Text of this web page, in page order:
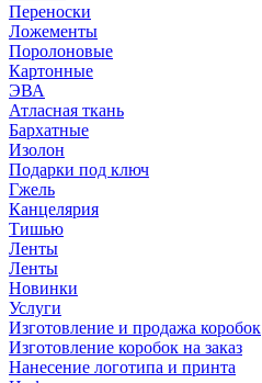
Переноски
Ложементы
Поролоновые
Картонные
ЭВА
Атласная ткань
Бархатные
Изолон
Подарки под ключ
Гжель
Канцелярия
Тишью
Ленты
Ленты
Новинки
Услуги
Изготовление и продажа коробок
Изготовление коробок на заказ
Нанесение логотипа и принта